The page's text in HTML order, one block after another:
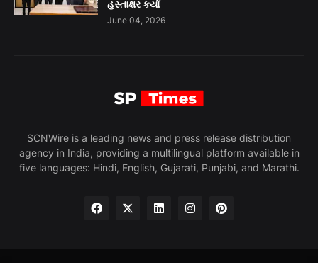
હસ્તાક્ષર કર્યા
June 04, 2026
SCNWire is a leading news and press release distribution
agency in India, providing a multilingual platform available in
five languages: Hindi, English, Gujarati, Punjabi, and Marathi.